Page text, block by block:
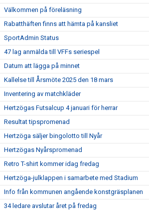
Välkommen på föreläsning
Rabatthäften finns att hämta på kansliet
SportAdmin Status
47 lag anmälda till VFFs seriespel
Datum att lägga på minnet
Kallelse till Årsmöte 2025 den 18 mars
Inventering av matchkläder
Hertzögas Futsalcup 4 januari för herrar
Resultat tipspromenad
Hertzöga säljer bingolotto till Nyår
Hertzögas Nyårspromenad
Retro T-shirt kommer idag fredag
Hertzöga-julklappen i samarbete med Stadium
Info från kommunen angående konstgräsplanen
34 ledare avslutar året på fredag